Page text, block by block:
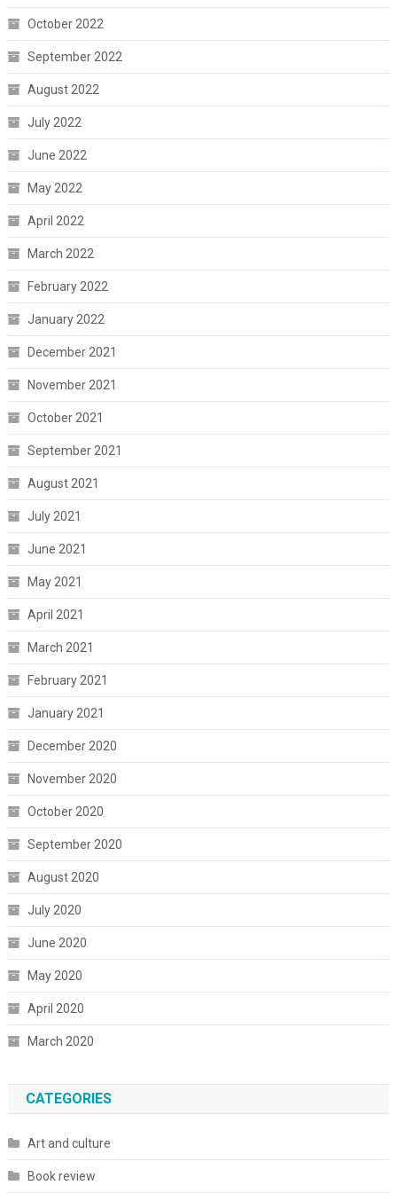
October 2022
September 2022
August 2022
July 2022
June 2022
May 2022
April 2022
March 2022
February 2022
January 2022
December 2021
November 2021
October 2021
September 2021
August 2021
July 2021
June 2021
May 2021
April 2021
March 2021
February 2021
January 2021
December 2020
November 2020
October 2020
September 2020
August 2020
July 2020
June 2020
May 2020
April 2020
March 2020
CATEGORIES
Art and culture
Book review